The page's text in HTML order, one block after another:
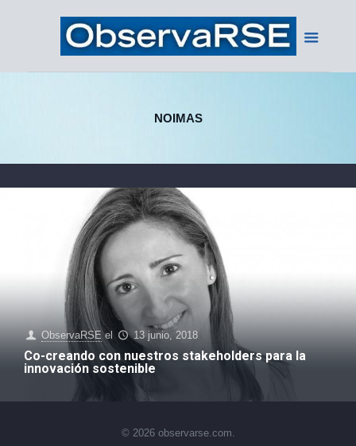
NOIMAS
ObservaRSE el 13 junio, 2018
Co-creando con nuestros stakeholders para la
innovación sostenible
© 2026 observarse.com.